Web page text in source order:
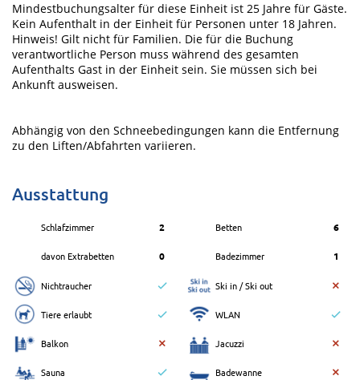
Mindestbuchungsalter für diese Einheit ist 25 Jahre für Gäste.
Kein Aufenthalt in der Einheit für Personen unter 18 Jahren.
Hinweis! Gilt nicht für Familien. Die für die Buchung
verantwortliche Person muss während des gesamten
Aufenthalts Gast in der Einheit sein. Sie müssen sich bei
Ankunft ausweisen.
Abhängig von den Schneebedingungen kann die Entfernung
zu den Liften/Abfahrten variieren.
Ausstattung
Schlafzimmer 2 Betten 6
davon Extrabetten 0 Badezimmer 1
Nichtraucher Ski in / Ski out
Tiere erlaubt WLAN
Balkon Jacuzzi
Sauna Badewanne